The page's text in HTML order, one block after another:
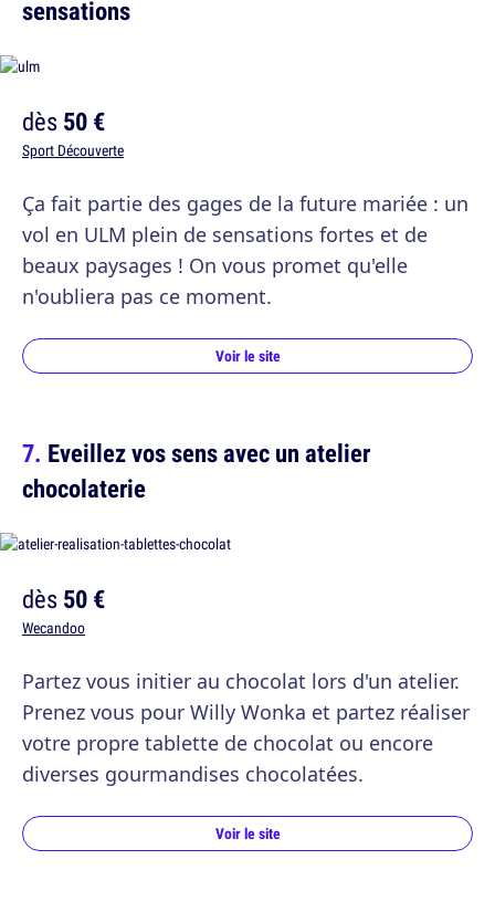
sensations
dès50 €
Sport Découverte
Ça fait partie des gages de la future mariée : un
vol en ULM plein de sensations fortes et de
beaux paysages ! On vous promet qu'elle
n'oubliera pas ce moment.
Voir le site
Eveillez vos sens avec un atelier
chocolaterie
dès50 €
Wecandoo
Partez vous initier au chocolat lors d'un atelier.
Prenez vous pour Willy Wonka et partez réaliser
votre propre tablette de chocolat ou encore
diverses gourmandises chocolatées.
Voir le site